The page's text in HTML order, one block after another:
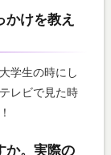
けを教え
学生の時にし
レビで見た時
か。実際の